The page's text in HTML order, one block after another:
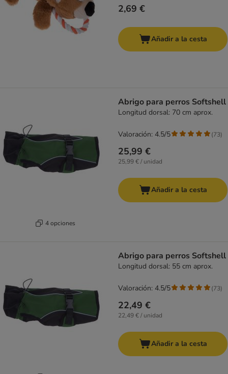
2,69 €
Añadir a la cesta
4 opciones
Abrigo para perros Softshell
Longitud dorsal: 70 cm aprox.
25,99 €
25,99 € / unidad
Valoración: 4.5/5 (73)
Añadir a la cesta
Abrigo para perros Softshell
Longitud dorsal: 55 cm aprox.
22,49 €
22,49 € / unidad
Valoración: 4.5/5 (73)
Añadir a la cesta